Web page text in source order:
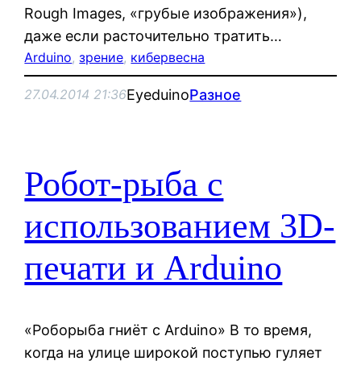
Rough Images, «грубые изображения»),
даже если расточительно тратить…
Arduino, зрение, кибервесна
27.04.2014 21:36EyeduinoРазное
Робот-рыба с
использованием 3D-
печати и Arduino
«Роборыба гниёт с Arduino» В то время,
когда на улице широкой поступью гуляет